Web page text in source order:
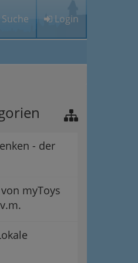
Suche Login
- der
myToys